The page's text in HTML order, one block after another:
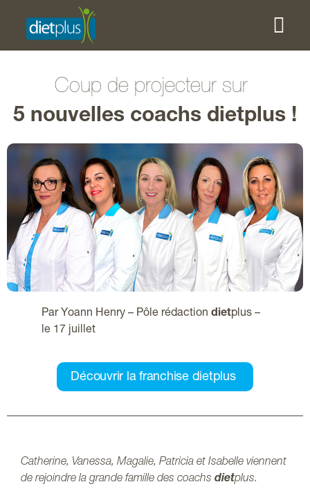
Coup de projecteur sur
5 nouvelles coachs dietplus !
Par Yoann Henry – Pôle rédaction dietplus –
le 17 juillet
Découvrir la franchise dietplus
Catherine, Vanessa, Magalie, Patricia et Isabelle viennent
de rejoindre la grande famille des coachs dietplus.